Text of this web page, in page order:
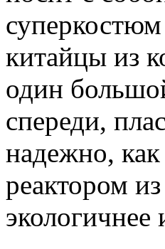
китайцы из
один
спереди,
надежно,
реактором